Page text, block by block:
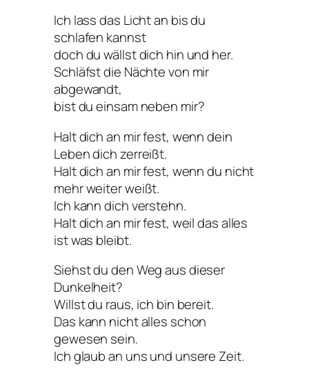
Ich lass das Licht an bis du
schlafen kannst
doch du wällst dich hin und her.
Schläfst die Nächte von mir
abgewandt,
bist du einsam neben mir?
Halt dich an mir fest, wenn dein
Leben dich zerreißt.
Halt dich an mir fest, wenn du nicht
mehr weiter weißt.
Ich kann dich verstehn.
Halt dich an mir fest, weil das alles
ist was bleibt.
Siehst du den Weg aus dieser
Dunkelheit?
Willst du raus, ich bin bereit.
Das kann nicht alles schon
gewesen sein.
Ich glaub an uns und unsere Zeit.